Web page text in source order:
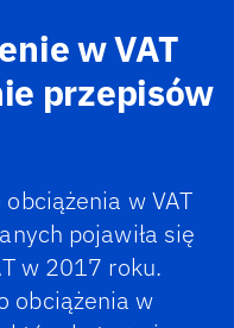
w VAT
przepisów
w VAT
pojawiła się
w 2017 roku.
obciążenia w